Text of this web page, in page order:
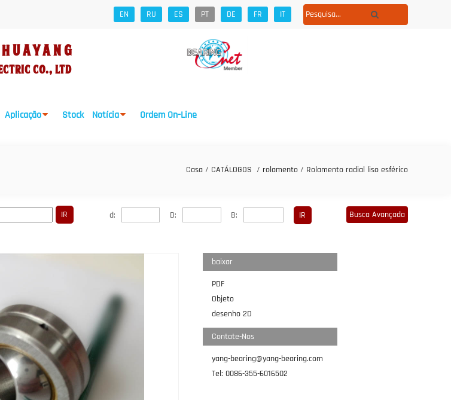
EN RU ES PT DE FR IT
Co., Ltd
Aplicação Stock Notícia Ordem On-Line
Casa / CATÁLOGOS / rolamento / Rolamento radial liso esférico
d: D: B: Busca Avançada
baixar
PDF
Objeto
desenho 2D
Contate-Nos
yang-bearing@yang-bearing.com
Tel: 0086-355-6016502